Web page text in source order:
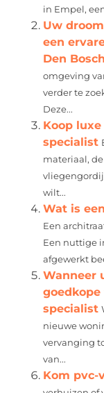
in Empel,
Uw
een
Den Bosch
omgeving
verder te
Deze...
Koop
specialist
materiaal,
wilt...
Wat is
Een
Een nuttige
afgewerkt
Wanneer
specialist
nieuwe
vervanging
van...
Kom pvc-